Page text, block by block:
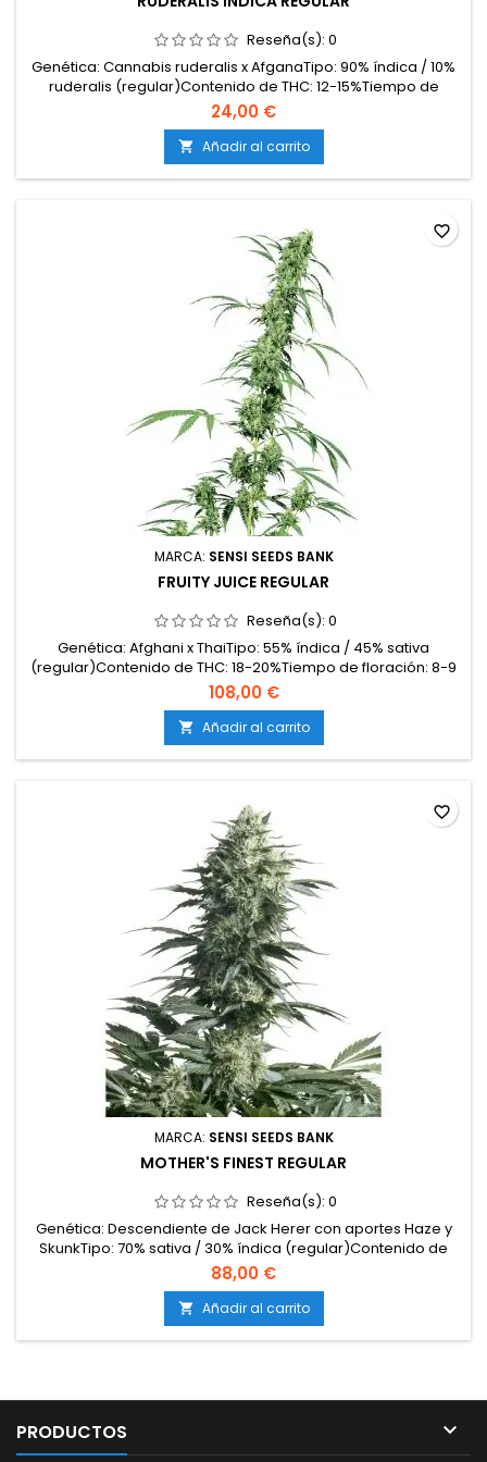
Reseña(s): 0
Genética: Cannabis ruderalis x AfganaTipo: 90% índica / 10%
ruderalis (regular)Contenido de THC: 12-15%Tiempo de
floración / ciclo completo: 8-10 semanas desde la
germinaciónProducción en interior: 350-400
g/m²Producción en exterior: 450 g/planta o másAltura: 70-
100 cm en interior; hasta 150 cm en exteriorAromas y
sabores: Terrosos,...
24,00 €
 Añadir al carrito
MARCA: SENSI SEEDS BANK
FRUITY JUICE REGULAR
Reseña(s): 0
Genética: Afghani x ThaiTipo: 55% índica / 45% sativa
(regular)Contenido de THC: 18-20%Tiempo de floración: 8-9
semanas en interiorCosecha en exterior: Mediados de
octubreProducción en interior: hasta 500 g/m²Producción en
exterior: más de 650 g/plantaAltura: 120-160 cm en interior;
hasta 250 cm en exteriorAromas y sabores:...
108,00 €
 Añadir al carrito
favorite_border
MARCA: SENSI SEEDS BANK
MOTHER'S FINEST REGULAR
Reseña(s): 0
Genética: Descendiente de Jack Herer con aportes Haze y
SkunkTipo: 70% sativa / 30% índica (regular)Contenido de
THC: 20-22%Tiempo de floración: 9-11 semanas en
interiorCosecha en exterior: Mediados – finales de
octubreProducción en interior: 500-600 g/m²Producción en
exterior: más de 700 g/plantaAltura: 140-180 cm en interior;...
88,00 €
 Añadir al carrito
favorite_border
PRODUCTOS 